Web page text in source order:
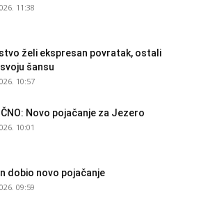
11:38
želi ekspresan povratak, ostali
šansu
10:57
Novo pojačanje za Jezero
10:01
dobio novo pojačanje
09:59